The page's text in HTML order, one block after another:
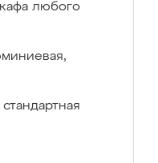
любого
стандартная